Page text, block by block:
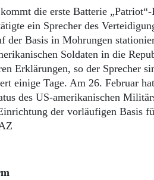
Start
werden
Leben
Geschichte
Brandenburg
Westpreußen
Bücher
die erste Batterie „Patriot“-
ein Sprecher des
der Basis in Mohrungen
Soldaten in die
Erklärungen, so der Sprecher
einige Tage. Am 26. Februar
des US-amerikanischen
der vorläufigen Basis